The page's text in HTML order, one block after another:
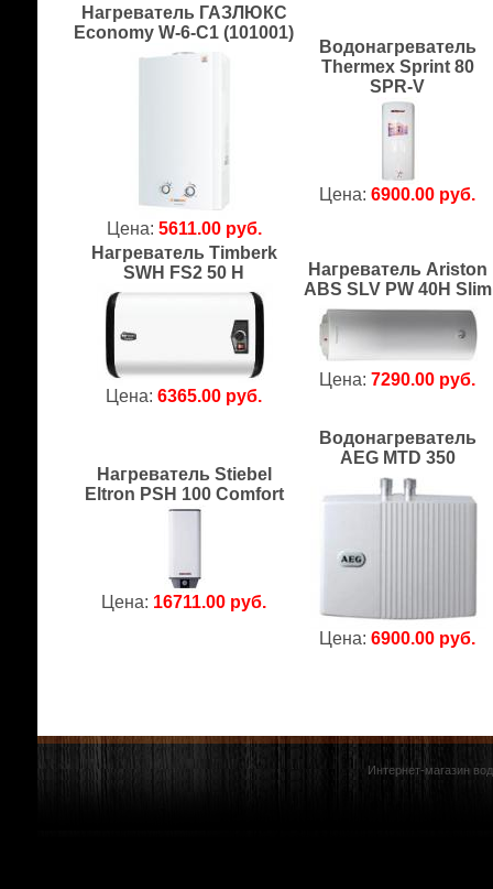
Нагреватель ГАЗЛЮКС
Economy W-6-C1 (101001)
Цена: 5611.00 руб.
Водонагреватель
Thermex Sprint 80
SPR-V
Цена:6900.00 руб.
Нагреватель Timberk
SWH FS2 50 H
Цена:6365.00 руб.
Нагреватель Ariston
ABS SLV PW 40H Slim
Цена:7290.00 руб.
Нагреватель Stiebel
Eltron PSH 100 Comfort
Цена: 16711.00 руб.
Водонагреватель
AEG MTD 350
Цена:6900.00 руб.
Интернет-магазин